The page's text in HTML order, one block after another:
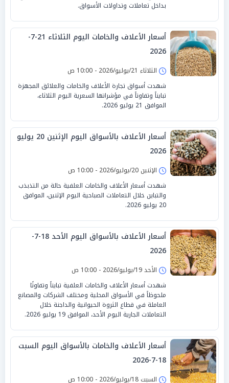
بداخل تعاملات وتداولات الأسواق.
أسعار الأعلاف والخامات اليوم الثلاثاء 21-7-
2026
الثلاثاء 21/يوليو/2026 - 10:00 ص
شهدت أسواق تجارة الأعلاف والخامات والعلائق المجهزة
تبايناً وتفاوتاً في مؤشراتها السعرية اليوم الثلاثاء،
الموافق 21 يوليو 2026.
أسعار الأعلاف بالأسواق اليوم الإثنين 20 يوليو
2026
الإثنين 20/يوليو/2026 - 10:00 ص
شهدت أسعار الأعلاف والخامات العلفية حالة من التذبذب
والتباين خلال التعاملات الصباحية اليوم الإثنين، الموافق
20 يوليو 2026.
أسعار الأعلاف بالأسواق اليوم الأحد 18-7-
2026
الأحد 19/يوليو/2026 - 10:00 ص
شهدت أسعار الأعلاف والخامات العلفية تبايناً وتفاوتًا
ملحوظاً في الأسواق المحلية ومختلف الشركات والمصانع
العاملة في قطاع الثروة الحيوانية والداجنة خلال
التعاملات الجارية اليوم الأحد، الموافق 19 يوليو 2026.
أسعار الأعلاف والخامات بالأسواق اليوم السبت
18-7-2026
السبت 18/يوليو/2026 - 10:00 ص